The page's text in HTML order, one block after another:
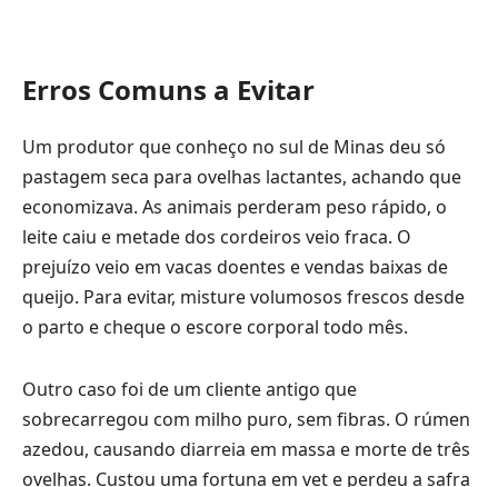
Erros Comuns a Evitar
Um produtor que conheço no sul de Minas deu só
pastagem seca para ovelhas lactantes, achando que
economizava. As animais perderam peso rápido, o
leite caiu e metade dos cordeiros veio fraca. O
prejuízo veio em vacas doentes e vendas baixas de
queijo. Para evitar, misture volumosos frescos desde
o parto e cheque o escore corporal todo mês.
Outro caso foi de um cliente antigo que
sobrecarregou com milho puro, sem fibras. O rúmen
azedou, causando diarreia em massa e morte de três
ovelhas. Custou uma fortuna em vet e perdeu a safra